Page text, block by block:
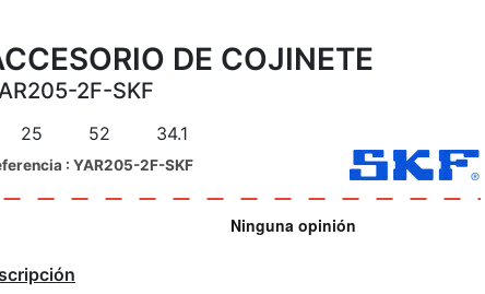
DE COJINETE
2F-SKF
25 52 34.1
: YAR205-2F-SKF